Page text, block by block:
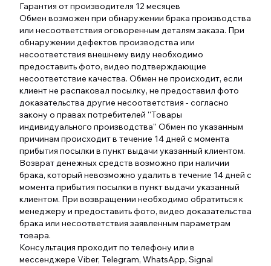
Гарантия от производителя 12 месяцев
Обмен возможен при обнаружении брака производства
или несоответствия оговоренным деталям заказа. При
обнаружении дефектов производства или
несоответствия внешнему виду необходимо
предоставить фото, видео подтверждающие
несоответствие качества. Обмен не происходит, если
клиент не распаковал посылку, не предоставил фото
доказательства другие несоответствия - согласно
закону о правах потребителей ''Товары
индивидуального производства'' Обмен по указанным
причинам происходит в течение 14 дней с момента
прибытия посылки в пункт выдачи указанный клиентом.
Возврат денежных средств возможно при наличии
брака, который невозможно удалить в течение 14 дней с
момента прибытия посылки в пункт выдачи указанный
клиентом. При возвращении необходимо обратиться к
менеджеру и предоставить фото, видео доказательства
брака или несоответствия заявленным параметрам
товара.
Консультация проходит по телефону или в
мессенджере Viber, Telegram, WhatsApp, Signal